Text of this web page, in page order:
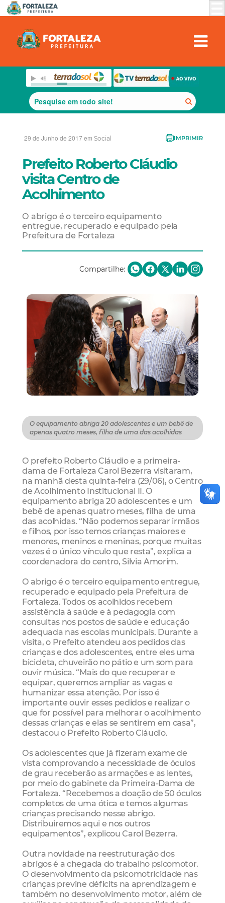
29 de Junho de 2017 em Social IMPRIMIR
Prefeito Roberto Cláudio
visita Centro de
Acolhimento
O abrigo é o terceiro equipamento
entregue, recuperado e equipado pela
Prefeitura de Fortaleza
Compartilhe:
O equipamento abriga 20 adolescentes e um bebê de
apenas quatro meses, filha de uma das acolhidas
O prefeito Roberto Cláudio e a primeira-
dama de Fortaleza Carol Bezerra visitaram,
na manhã desta quinta-feira (29/06), o Centro
de Acolhimento Institucional II. O
equipamento abriga 20 adolescentes e um
bebê de apenas quatro meses, filha de uma
das acolhidas. “Não podemos separar irmãos
e filhos, por isso temos crianças maiores e
menores, meninos e meninas, porque muitas
vezes é o único vínculo que resta”, explica a
coordenadora do centro, Silvia Amorim.
O abrigo é o terceiro equipamento entregue,
recuperado e equipado pela Prefeitura de
Fortaleza. Todos os acolhidos recebem
assistência à saúde e à pedagogia com
consultas nos postos de saúde e educação
adequada nas escolas municipais. Durante a
visita, o Prefeito atendeu aos pedidos das
crianças e dos adolescentes, entre eles uma
bicicleta, chuveirão no pátio e um som para
ouvir música. “Mais do que recuperar e
equipar, queremos ampliar as vagas e
humanizar essa atenção. Por isso é
importante ouvir esses pedidos e realizar o
que for possível para melhorar o acolhimento
dessas crianças e elas se sentirem em casa”,
destacou o Prefeito Roberto Cláudio.
Os adolescentes que já fizeram exame de
vista comprovando a necessidade de óculos
de grau receberão as armações e as lentes,
por meio do gabinete da Primeira-Dama de
Fortaleza. “Recebemos a doação de 50 óculos
completos de uma ótica e temos algumas
crianças precisando nesse abrigo.
Distribuiremos aqui e nos outros
equipamentos”, explicou Carol Bezerra.
Outra novidade na reestruturação dos
abrigos é a chegada do trabalho psicomotor.
O desenvolvimento da psicomotricidade nas
crianças previne déficits na aprendizagem e
também no desenvolvimento motor, além de